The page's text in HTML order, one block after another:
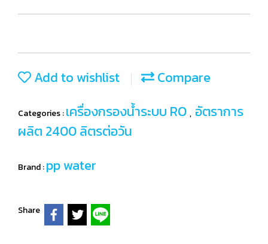
Add to wishlist Compare
Categories :เครื่องกรองน้ำระบบ RO , อัตราการ
ผลิต 2400 ลิตรต่อวัน
Brand :pp water
Share